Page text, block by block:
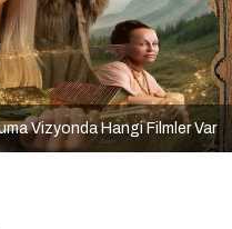
Vizyonda Hangi Filmler Var